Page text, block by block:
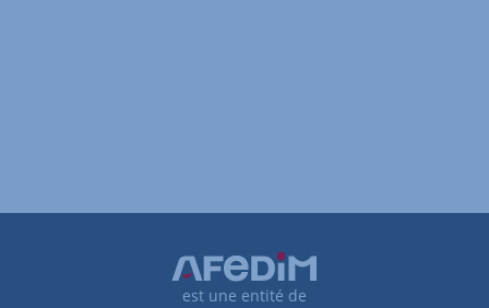
est une entité de